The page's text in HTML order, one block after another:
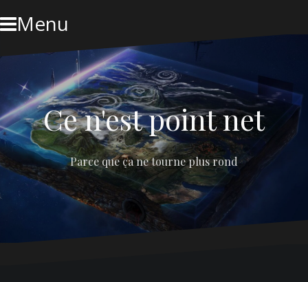
to
contentMenu
Ce n'est point net
Parce que ça ne tourne plus rond